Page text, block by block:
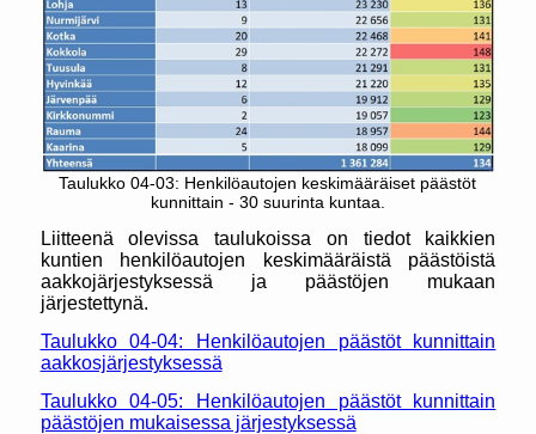
Taulukko 04-03: Henkilöautojen keskimääräiset päästöt
kunnittain - 30 suurinta kuntaa.
Liitteenä olevissa taulukoissa on tiedot kaikkien
kuntien henkilöautojen keskimääräistä päästöistä
aakkojärjestyksessä ja päästöjen mukaan
järjestettynä.
Taulukko 04-04: Henkilöautojen päästöt kunnittain
aakkosjärjestyksessä
Taulukko 04-05: Henkilöautojen päästöt kunnittain
päästöjen mukaisessa järjestyksessä